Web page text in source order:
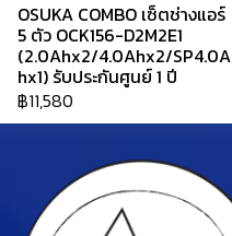
OSUKA COMBO เซ็ตช่างแอร์
5 ตัว OCK156-D2M2E1
(2.0Ahx2/4.0Ahx2/SP4.0A
hx1) รับประกันศูนย์ 1 ปี
฿11,580